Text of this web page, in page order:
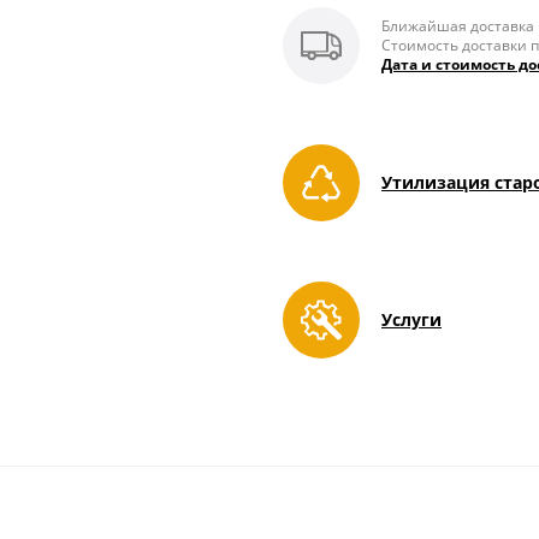
Ближайшая доставка
Стоимость доставки
Дата и стоимость
Утилизация
Услуги